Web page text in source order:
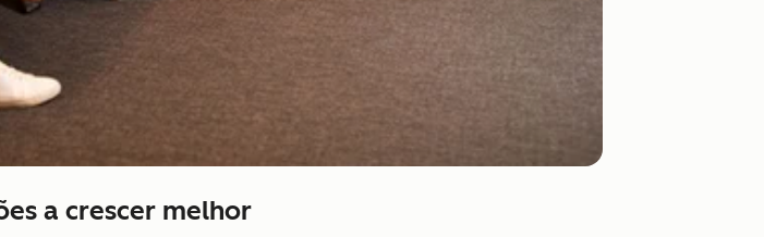
a crescer melhor